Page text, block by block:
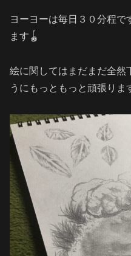
ヨーヨーは毎日３０分程で
ます🪀
絵に関してはまだまだ全然